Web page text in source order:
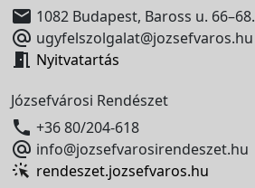
 1082 Budapest, Baross u. 66–68.
 ugyfelszolgalat@jozsefvaros.hu
 Nyitvatartás
Józsefvárosi Rendészet
 +36 80/204-618
 info@jozsefvarosirendeszet.hu
rendeszet.jozsefvaros.hu